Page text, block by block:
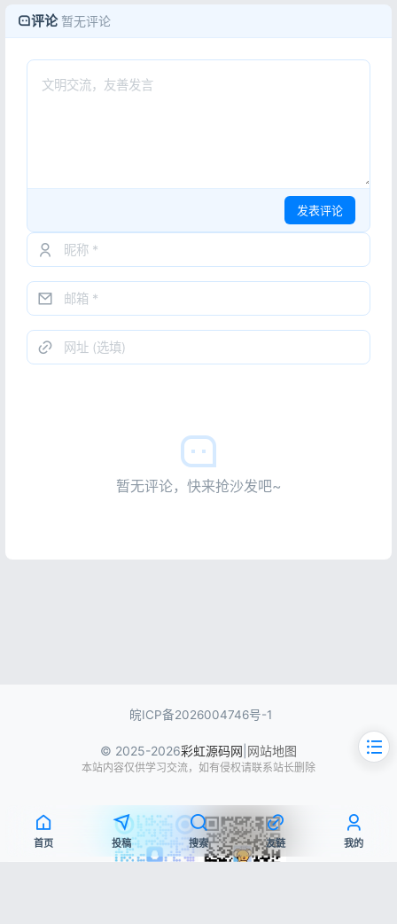
评论 暂无评论
发表评论
暂无评论，快来抢沙发吧~
皖ICP备2026004746号-1
© 2025-2026彩虹源码网 网站地图
本站内容仅供学习交流，如有侵权请联系站长删除
首页 投稿 搜索 友链 我的